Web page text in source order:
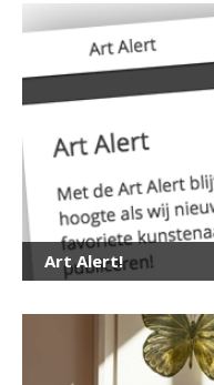
Art Alert!